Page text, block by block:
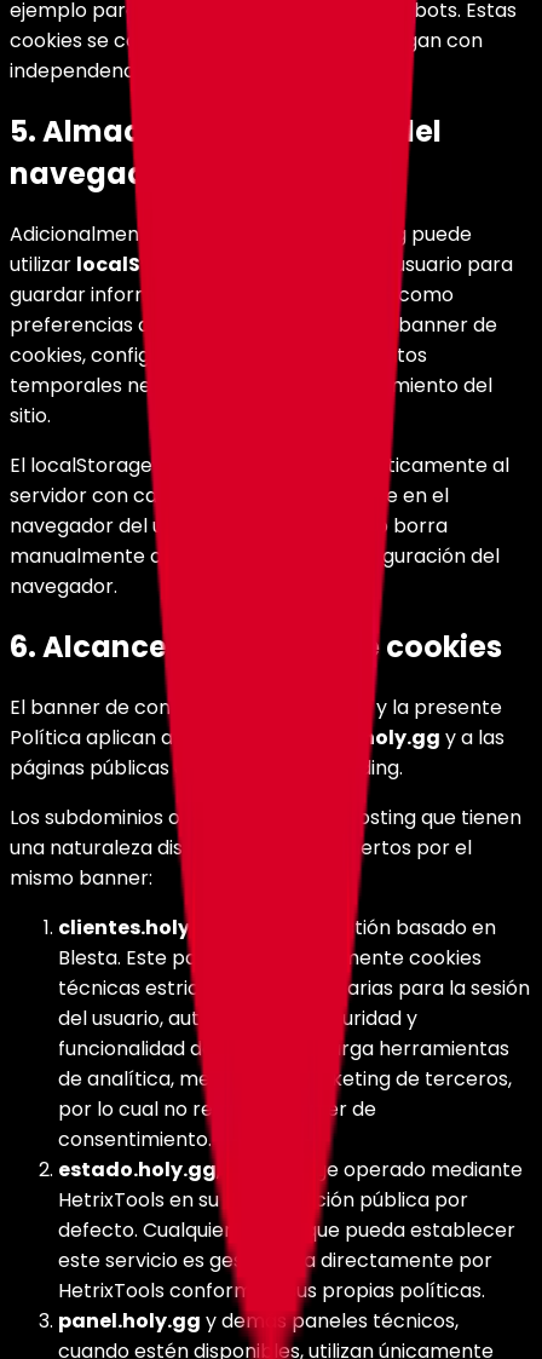
ejemplo para distinguir tráfico humano de bots. Estas
cookies se consideran esenciales y se cargan con
independencia del banner.
5. Almacenamiento local del
navegador
Adicionalmente a las cookies, HolyHosting puede
utilizar localStorage
del navegador del usuario para
guardar información del lado del cliente, como
preferencias de visualización, estado del banner de
cookies, configuración de la interfaz o datos
temporales necesarios para el funcionamiento del
sitio.
El localStorage no se transmite automáticamente al
servidor con cada solicitud y permanece en el
navegador del usuario hasta que este lo borra
manualmente o lo limpia desde la configuración del
navegador.
6. Alcance del banner de cookies
El banner de configuración de cookies y la presente
Política aplican a la landing principal
holy.gg y a las
páginas públicas asociadas a esa landing.
Los subdominios operados por HolyHosting que tienen
una naturaleza distinta no están cubiertos por el
mismo banner:
clientes.holy.gg
, panel de gestión basado en
Blesta. Este panel utiliza únicamente cookies
técnicas estrictamente necesarias para la sesión
del usuario, autenticación, seguridad y
funcionalidad del panel. No carga herramientas
de analítica, medición ni marketing de terceros,
por lo cual no requiere banner de
consentimiento.
estado.holy.gg, status page operado mediante
HetrixTools en su configuración pública por
defecto. Cualquier cookie que pueda establecer
este servicio es gestionada directamente por
HetrixTools conforme a sus propias políticas.
panel.holy.gg y demás paneles técnicos,
cuando estén disponibles, utilizan únicamente